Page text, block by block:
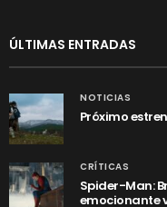
ÚLTIMAS ENTRADAS
NOTICIAS
Próximo
CRÍTICAS
Spider-Man:
emocionante